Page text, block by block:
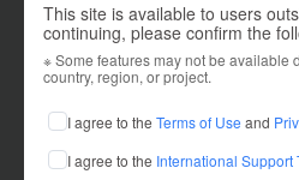
This site is available to users
continuing, please confirm the
※ Some features may not be available
country, region, or project.
I agree to the Terms of Use and
I agree to the International Support
farm8
これまでに3回支援して3件のプロジ
在住国：日本 現在地：新潟県